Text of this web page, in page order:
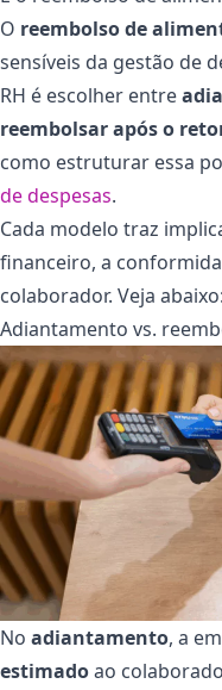
O reembolso de
sensíveis da gestão de
RH é escolher entre
reembolsar após o
como estruturar essa
de despesas.
Cada modelo traz
financeiro, a
colaborador. Veja abaixo:
Adiantamento vs.
No adiantamento, a
estimadoao